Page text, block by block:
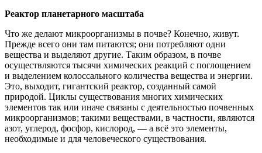
Реактор планетарного масштаба
Что же делают микроорганизмы в почве? Конечно, живут.
Прежде всего они там питаются; они потребляют одни
вещества и выделяют другие. Таким образом, в почве
осуществляются тысячи химических реакций с поглощением
и выделением колоссального количества вещества и энергии.
Это, выходит, гигантский реактор, созданный самой
природой. Циклы существования многих химических
элементов так или иначе связаны с деятельностью почвенных
микроорганизмов; такими веществами, в частности, являются
азот, углерод, фосфор, кислород, — а всё это элементы,
необходимые и для человеческого существования.